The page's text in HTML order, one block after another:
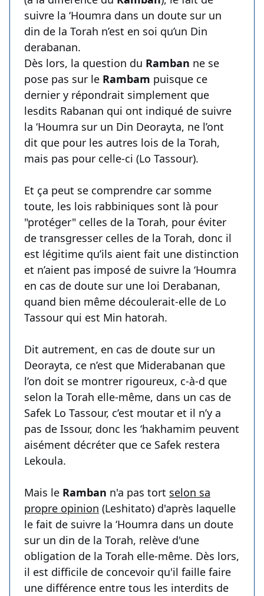
suivre la ‘Houmra dans un doute sur un
din de la Torah n’est en soi qu’un Din
derabanan.
Dès lors, la question du Ramban ne se
pose pas sur le Rambam puisque ce
dernier y répondrait simplement que
lesdits Rabanan qui ont indiqué de suivre
la ‘Houmra sur un Din Deorayta, ne l’ont
dit que pour les autres lois de la Torah,
mais pas pour celle-ci (Lo Tassour).
Et ça peut se comprendre car somme
toute, les lois rabbiniques sont là pour
"protéger" celles de la Torah, pour éviter
de transgresser celles de la Torah, donc il
est légitime qu’ils aient fait une distinction
et n’aient pas imposé de suivre la ‘Houmra
en cas de doute sur une loi Derabanan,
quand bien même découlerait-elle de Lo
Tassour qui est Min hatorah.
Dit autrement, en cas de doute sur un
Deorayta, ce n’est que Miderabanan que
l’on doit se montrer rigoureux, c-à-d que
selon la Torah elle-même, dans un cas de
Safek Lo Tassour, c’est moutar et il n’y a
pas de Issour, donc les ‘hakhamim peuvent
aisément décréter que ce Safek restera
Lekoula.
Mais le Ramban n'a pas tort selon sa
propre opinion (Leshitato) d'après laquelle
le fait de suivre la ‘Houmra dans un doute
sur un din de la Torah, relève d'une
obligation de la Torah elle-même. Dès lors,
il est difficile de concevoir qu'il faille faire
une différence entre tous les interdits de